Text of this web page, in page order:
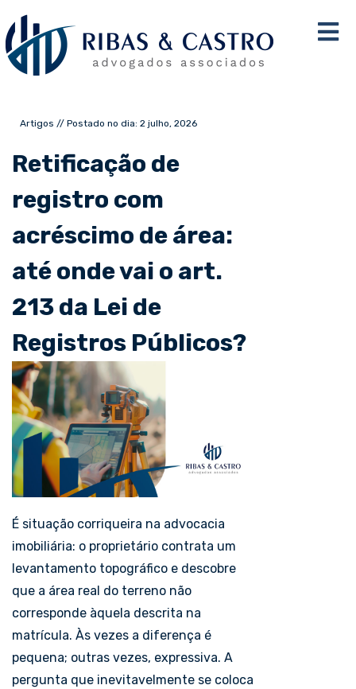
Artigos // Postado no dia: 2 julho, 2026
Retificação de
registro com
acréscimo de área:
até onde vai o art.
213 da Lei de
Registros Públicos?
É situação corriqueira na advocacia
imobiliária: o proprietário contrata um
levantamento topográfico e descobre
que a área real do terreno não
corresponde àquela descrita na
matrícula. Às vezes a diferença é
pequena; outras vezes, expressiva. A
pergunta que inevitavelmente se coloca